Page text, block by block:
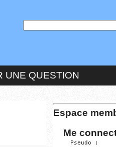
UNE QUESTION
Espace
Me
  Pseudo :